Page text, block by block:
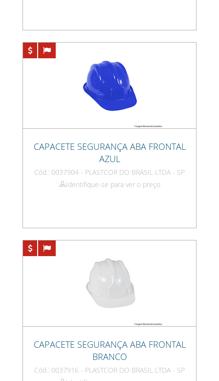
CAPACETE SEGURANÇA ABA FRONTAL
AZUL
Cód.: 0037904 - PLASTCOR DO BRASIL LTDA - SP
Identifique-se para ver o preço
CAPACETE SEGURANÇA ABA FRONTAL
BRANCO
Cód.: 0037916 - PLASTCOR DO BRASIL LTDA - SP